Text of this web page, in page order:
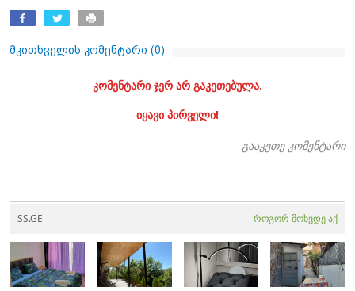
მკითხველის კომენტარი (0)
კომენტარი ჯერ არ გაკეთებულა.
იყავი პირველი!
გააკეთე კომენტარი
SS.GE როგორ მოხვდე აქ